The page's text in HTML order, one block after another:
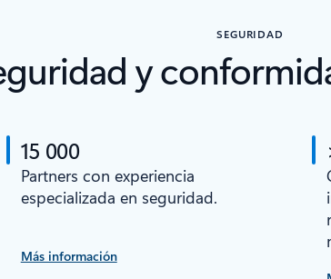
SEGURIDAD
y
15 000
Partners con experiencia
especializada en seguridad.
Más información